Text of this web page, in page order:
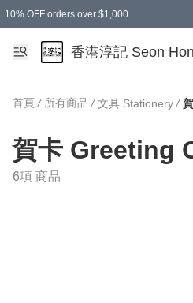
10% OFF orders over $1,000
香港淳記 Seon
首頁 / 所有商品 / 文具 Stationery /
賀卡 Greeting
6項 商品